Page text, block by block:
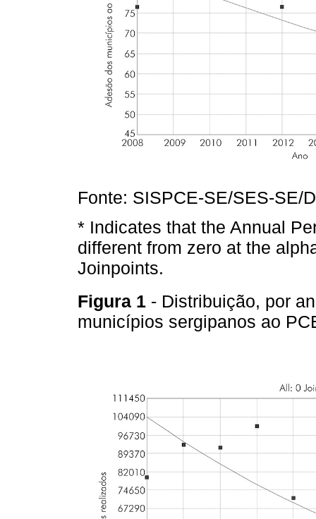
Fonte: SISPCE-SE/SES-SE/
* Indicates that the Annual
different from zero at the
Joinpoints.
Figura 1 - Distribuição, por
municípios sergipanos ao